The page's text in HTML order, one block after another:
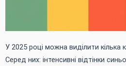
У 2025 році можна виділити кілька
Серед них: інтенсивні відтінки